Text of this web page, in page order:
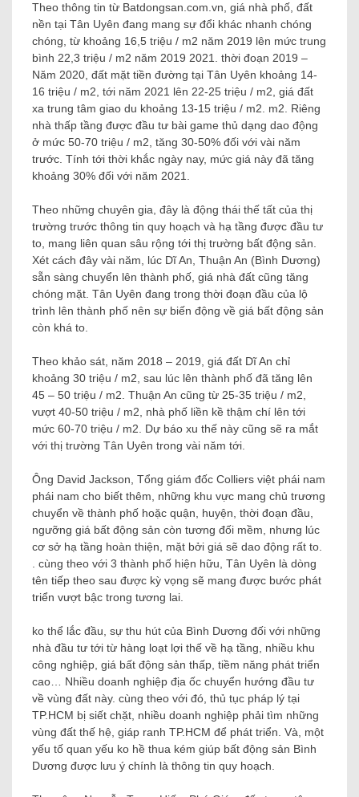
Theo thông tin từ Batdongsan.com.vn, giá nhà phố, đất
nền tại Tân Uyên đang mang sự đổi khác nhanh chóng
chóng, từ khoảng 16,5 triệu / m2 năm 2019 lên mức trung
bình 22,3 triệu / m2 năm 2019 2021. thời đoạn 2019 –
Năm 2020, đất mặt tiền đường tại Tân Uyên khoảng 14-
16 triệu / m2, tới năm 2021 lên 22-25 triệu / m2, giá đất
xa trung tâm giao du khoảng 13-15 triệu / m2. m2. Riêng
nhà thấp tầng được đầu tư bài game thủ dạng dao động
ở mức 50-70 triệu / m2, tăng 30-50% đối với vài năm
trước. Tính tới thời khắc ngày nay, mức giá này đã tăng
khoảng 30% đối với năm 2021.
Theo những chuyên gia, đây là động thái thế tất của thị
trường trước thông tin quy hoạch và hạ tầng được đầu tư
to, mang liên quan sâu rộng tới thị trường bất động sản.
Xét cách đây vài năm, lúc Dĩ An, Thuận An (Bình Dương)
sẵn sàng chuyển lên thành phố, giá nhà đất cũng tăng
chóng mặt. Tân Uyên đang trong thời đoạn đầu của lộ
trình lên thành phố nên sự biến động về giá bất động sản
còn khá to.
Theo khảo sát, năm 2018 – 2019, giá đất Dĩ An chỉ
khoảng 30 triệu / m2, sau lúc lên thành phố đã tăng lên
45 – 50 triệu / m2. Thuận An cũng từ 25-35 triệu / m2,
vượt 40-50 triệu / m2, nhà phố liền kề thậm chí lên tới
mức 60-70 triệu / m2. Dự báo xu thế này cũng sẽ ra mắt
với thị trường Tân Uyên trong vài năm tới.
Ông David Jackson, Tổng giám đốc Colliers việt phái nam
phái nam cho biết thêm, những khu vực mang chủ trương
chuyển về thành phố hoặc quận, huyện, thời đoạn đầu,
ngưỡng giá bất động sản còn tương đối mềm, nhưng lúc
cơ sở hạ tầng hoàn thiện, mặt bởi giá sẽ dao động rất to.
. cùng theo với 3 thành phố hiện hữu, Tân Uyên là dòng
tên tiếp theo sau được kỳ vọng sẽ mang được bước phát
triển vượt bậc trong tương lai.
ko thể lắc đầu, sự thu hút của Bình Dương đối với những
nhà đầu tư tới từ hàng loạt lợi thế về hạ tầng, nhiều khu
công nghiệp, giá bất động sản thấp, tiềm năng phát triển
cao… Nhiều doanh nghiệp địa ốc chuyển hướng đầu tư
về vùng đất này. cùng theo với đó, thủ tục pháp lý tại
TP.HCM bị siết chặt, nhiều doanh nghiệp phải tìm những
vùng đất thế hệ, giáp ranh TP.HCM để phát triển. Và, một
yếu tố quan yếu ko hề thua kém giúp bất động sản Bình
Dương được lưu ý chính là thông tin quy hoạch.